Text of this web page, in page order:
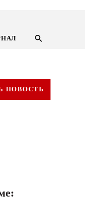
ПОРТАЛ
НОВОСТЬ